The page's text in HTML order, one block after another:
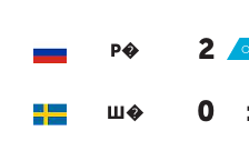
Р� 2
Ш� 0